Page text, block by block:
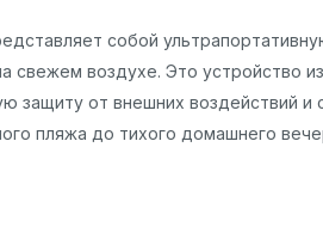
собой
свежем воздухе. Это устройство
защиту от внешних воздействий
пляжа до тихого домашнего